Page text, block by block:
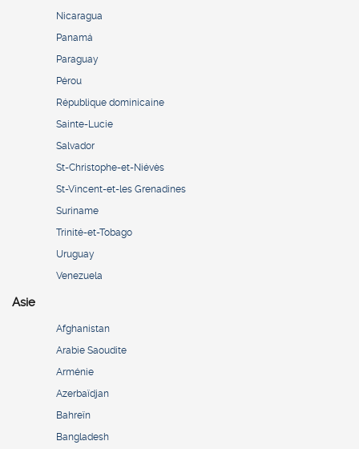
Nicaragua
Panamá
Paraguay
Pérou
République dominicaine
Sainte-Lucie
Salvador
St-Christophe-et-Niévès
St-Vincent-et-les Grenadines
Suriname
Trinité-et-Tobago
Uruguay
Venezuela
Asie
Afghanistan
Arabie Saoudite
Arménie
Azerbaïdjan
Bahreïn
Bangladesh